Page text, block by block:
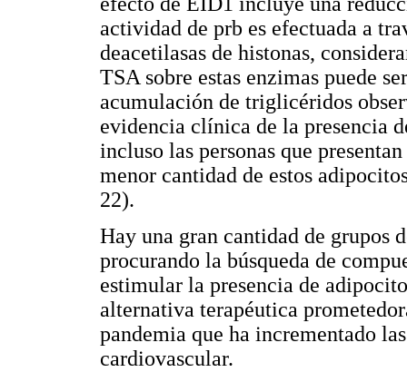
actividad de prb es efectuada a
deacetilasas de histonas,
TSA sobre estas enzimas puede
acumulación de triglicéridos
evidencia clínica de la presencia
incluso las personas que
menor cantidad de estos
22).
Hay una gran cantidad de grupos
procurando la búsqueda de
estimular la presencia de
alternativa terapéutica
pandemia que ha incrementado
cardiovascular.